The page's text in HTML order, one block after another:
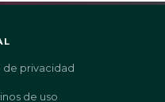
de privacidad
de uso